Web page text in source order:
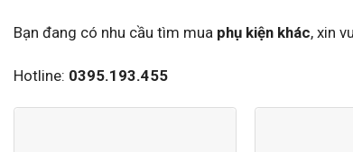
Bạn đang có nhu cầu tìm mua phụ kiện khác, xin
Hotline: 0395.193.455